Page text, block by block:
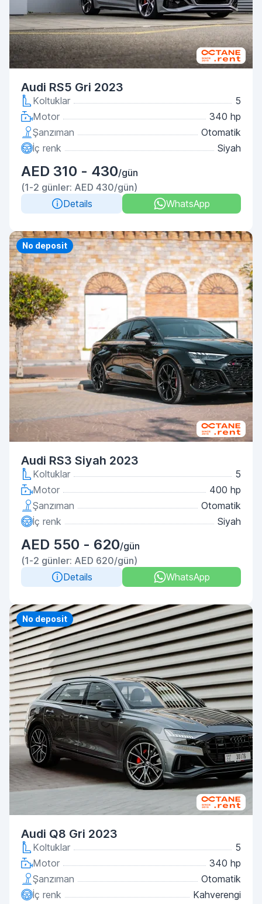
Audi RS5 Gri 2023
Koltuklar
5
Motor
340 hp
Şanzıman
Otomatik
İç renk
Siyah
AED 310 - 430/gün
(1-2 günler: AED 430/gün)
Details
WhatsApp
Priority
No deposit
Audi RS3 Siyah 2023
Koltuklar
5
Motor
400 hp
Şanzıman
Otomatik
İç renk
Siyah
AED 550 - 620/gün
(1-2 günler: AED 620/gün)
Details
WhatsApp
Priority
No deposit
Audi Q8 Gri 2023
Koltuklar
5
Motor
340 hp
Şanzıman
Otomatik
İç renk
Kahverengi